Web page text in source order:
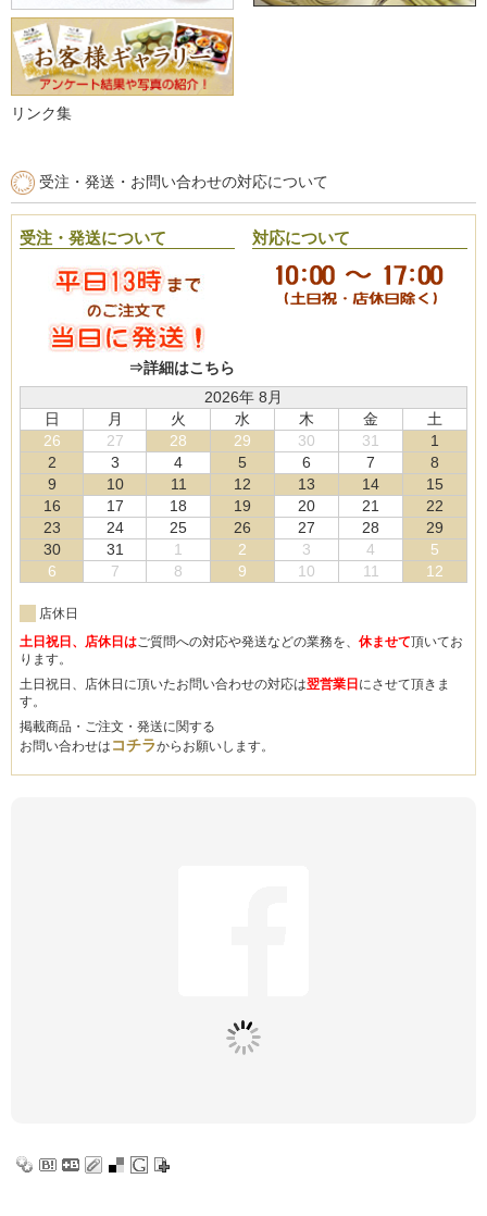
リンク集
受注・発送・お問い合わせの対応について
受注・発送について
⇒詳細はこちら
対応について
2026年 8月
日
月 火 水 木 金
土
26
27 28 29 30 31
1
2
3 4 5 6 7
8
9
10 11 12 13 14
15
16
17 18 19 20 21
22
23
24 25 26 27 28
29
30
31 1 2 3 4
5
6
7 8 9 10 11 12
店休日
土日祝日、店休日はご質問への対応や発送などの業務を、 休ませて頂いてお
ります。
土日祝日、店休日に頂いたお問い合わせの対応は翌営業日にさせて頂きま
す。
掲載商品・ご注文・発送に関する
お問い合わせは コチラからお願いします。